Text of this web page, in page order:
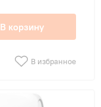
В корзину
В избранное